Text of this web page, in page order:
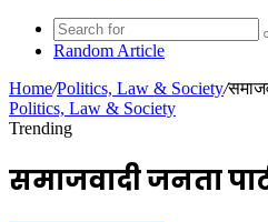
Random Article
Home/Politics, Law & Society/
Politics, Law & Society
Trending
समाजवादी जनता